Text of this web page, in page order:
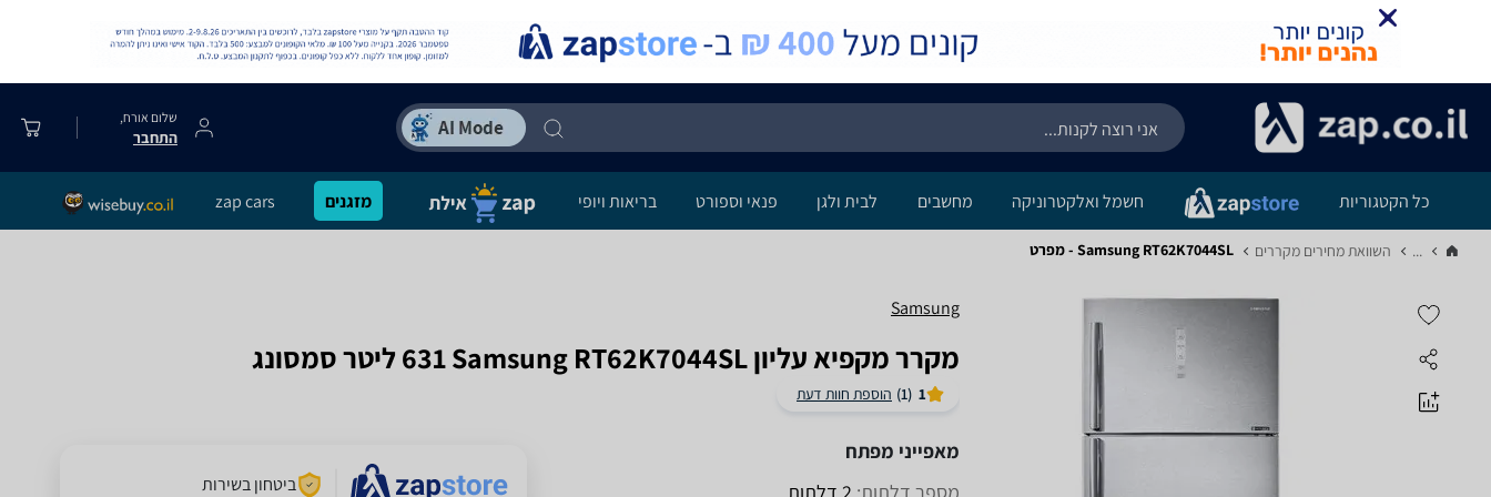
שלום אורח,
התחבר
כל הקטגוריות חשמל ואלקטרוניקה מחשבים לבית ולגן פנאי וספורט בריאות ויופי מזגנים zap cars
... השוואת מחירים מקררים‏ Samsung RT62K7044SL - מפרט
Samsung
מקרר ‏מקפיא עליון Samsung RT62K7044SL ‏631 ‏ליטר סמסונג
1
(1) הוספת חוות דעת
מאפייני מפתח
ביטחון בשירות